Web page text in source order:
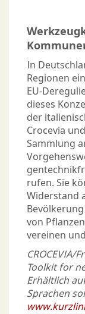
In
Regionen
EU-
dieses
der
Crocevia
Sammlung
rufen. Sie
Widerstand
von
vereinen
CROCEVIA/
Toolkit for
Erhältlich
Sprachen